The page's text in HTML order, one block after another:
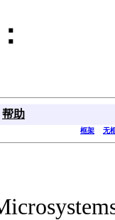
帮助
框架 无